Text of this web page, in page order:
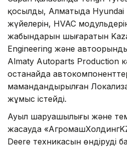
қосылды, Алматыда Hyundai
жүйелерін, HVAC
жабындарын шығаратын
Engineering және
Almaty Autoparts Production
Қостанайда
мамандандырылған
жұмыс істейді.
Ауыл шаруашылығы және
жасауда
Deere техникасын өндіруді